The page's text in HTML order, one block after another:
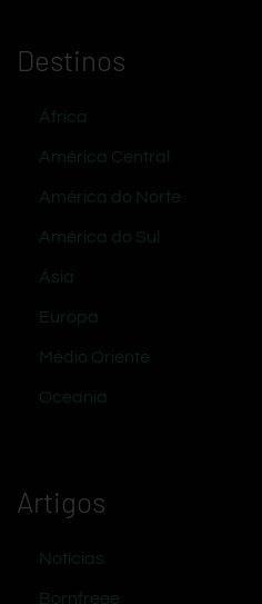
Destinos
África
América Central
América do Norte
América do Sul
Ásia
Europa
Médio Oriente
Oceania
Artigos
Notícias
Bornfreee